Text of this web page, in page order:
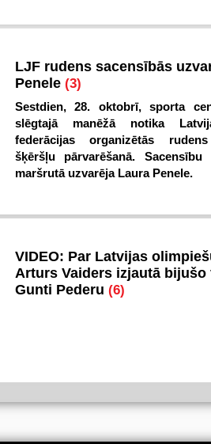
LJF rudens sacensībās
Penele (3)
Sestdien, 28. oktobrī, sporta
slēgtajā manēžā notika
federācijas organizētās
šķēršļu pārvarēšanā. Sacensību
maršrutā uzvarēja Laura Penele.
VIDEO: Par Latvijas
Arturs Vaiders izjautā bijušo
Gunti Pederu (6)